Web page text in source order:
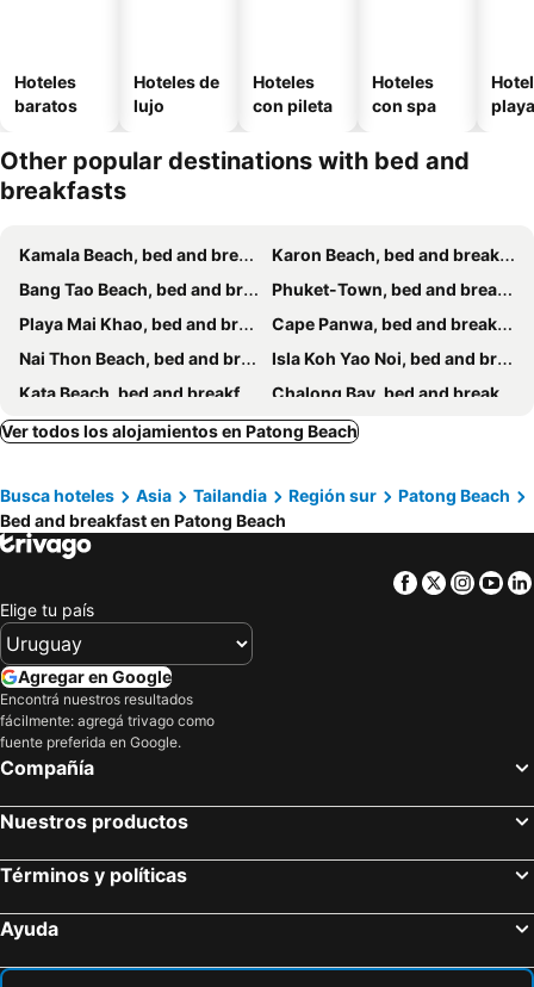
Hoteles
baratos
Hoteles de
lujo
Hoteles
con pileta
Hoteles
con spa
playa
Other popular destinations with bed and
breakfasts
Kamala Beach, bed and breakfasts
Karon Beach, bed and breakfasts
Bang Tao Beach, bed and breakfasts
Phuket-Town, bed and breakfasts
Playa Mai Khao, bed and breakfasts
Cape Panwa, bed and breakfasts
Nai Thon Beach, bed and breakfasts
Isla Koh Yao Noi, bed and breakfasts
Kata Beach, bed and breakfasts
Chalong Bay, bed and breakfasts
Playa Rawai, bed and breakfasts
Koh Yao Yai, bed and breakfasts
Nai Yang Beach, bed and breakfasts
Ver todos los alojamientos en Patong Beach
Busca hoteles Asia Tailandia Región sur
Patong Beach
Bed and breakfast en Patong Beach
Facebook
Twitter
Elige tu país
Agregar en Google
Encontrá nuestros resultados
fácilmente: agregá trivago como
fuente preferida en Google.
Compañía
Nuestros productos
Términos y políticas
Ayuda